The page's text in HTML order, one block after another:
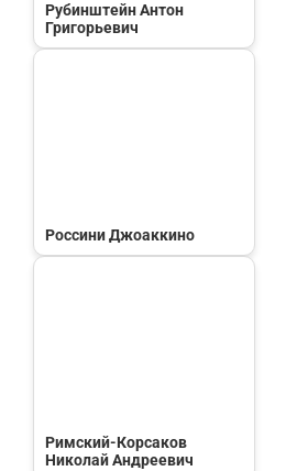
Рубинштейн Антон
Григорьевич
Россини Джоаккино
Римский-Корсаков
Николай Андреевич